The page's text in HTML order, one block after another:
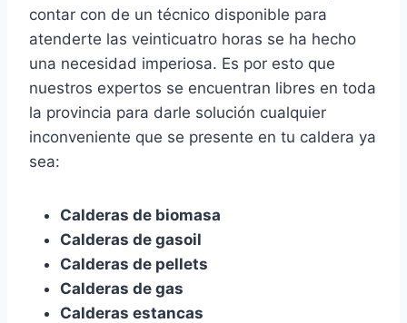
contar con de un técnico disponible para
atenderte las veinticuatro horas se ha hecho
una necesidad imperiosa. Es por esto que
nuestros expertos se encuentran libres en toda
la provincia para darle solución cualquier
inconveniente que se presente en tu caldera ya
sea:
Calderas de biomasa
Calderas de gasoil
Calderas de pellets
Calderas de gas
Calderas estancas